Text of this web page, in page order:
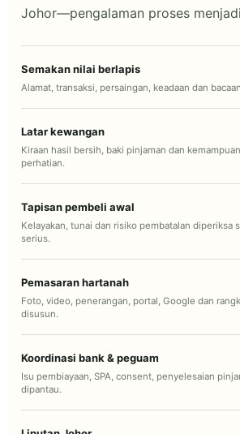
Johor—pengalaman proses
Semakan nilai berlapis
Alamat, transaksi, persaingan, keadaan dan
Latar kewangan
Kiraan hasil bersih, baki pinjaman dan
perhatian.
Tapisan pembeli awal
Kelayakan, tunai dan risiko pembatalan diperiksa
serius.
Pemasaran hartanah
Foto, video, penerangan, portal, Google dan
disusun.
Koordinasi bank & peguam
Isu pembiayaan, SPA, consent, penyelesaian
dipantau.